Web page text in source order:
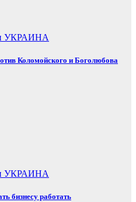
УКРАИНА
Коломойского и Боголюбова
УКРАИНА
бизнесу работать